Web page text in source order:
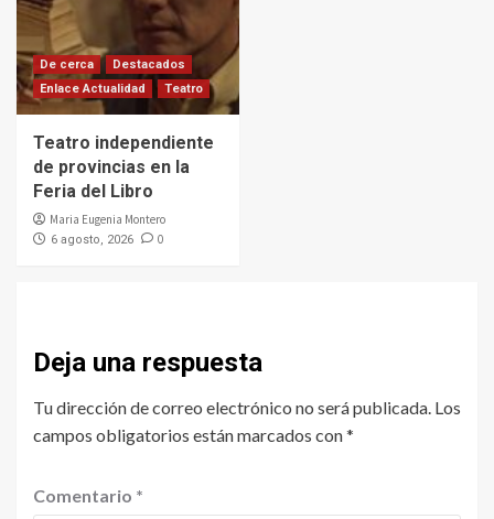
De cerca
Destacados
Enlace Actualidad
Teatro
Teatro independiente
de provincias en la
Feria del Libro
Maria Eugenia Montero
6 agosto, 2026 0
Deja una respuesta
Tu dirección de correo electrónico no será publicada. Los
campos obligatorios están marcados con*
Comentario *